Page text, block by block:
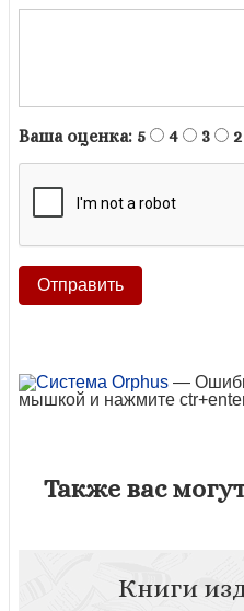
Ваша оценка: 5 4 3 2
—
мышкой и нажмите
Также вас
Книги